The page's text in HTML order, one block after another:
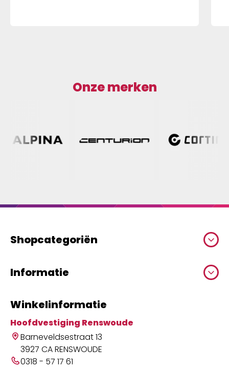
Onze merken
Shopcategoriën
Informatie
Winkelinformatie
Hoofdvestiging Renswoude
Barneveldsestraat 13
3927 CA RENSWOUDE
0318 - 57 17 61